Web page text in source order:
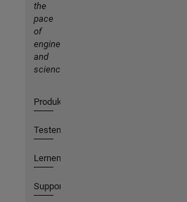
the
pace
of
engineering
and
science
Produkte
Testen oder Kaufen
Lernen
Support